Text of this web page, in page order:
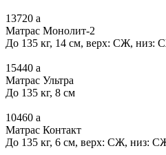
13720 a
Матрас Монолит-2
До 135 кг, 14 см, верх: СЖ, низ:
15440 a
Матрас Ультра
До 135 кг, 8 см
10460 a
Матрас Контакт
До 135 кг, 6 см, верх: СЖ, низ: